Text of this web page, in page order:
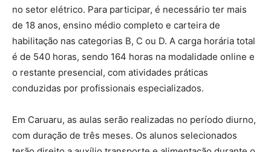
no setor elétrico. Para participar, é necessário ter mais
de 18 anos, ensino médio completo e carteira de
habilitação nas categorias B, C ou D. A carga horária total
é de 540 horas, sendo 164 horas na modalidade online e
o restante presencial, com atividades práticas
conduzidas por profissionais especializados.
Em Caruaru, as aulas serão realizadas no período diurno,
com duração de três meses. Os alunos selecionados